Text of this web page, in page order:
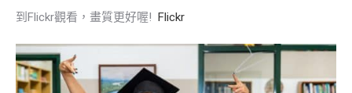
到Flickr觀看，畫質更好喔! Flickr